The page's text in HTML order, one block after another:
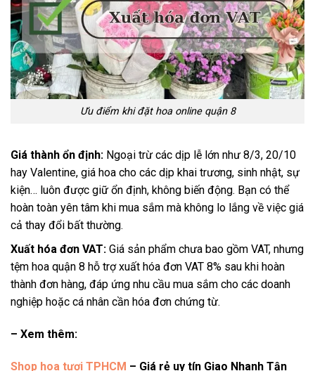
Ưu điểm khi đặt hoa online quận 8
Giá thành ổn định: Ngoại trừ các dịp lễ lớn như 8/3, 20/10
hay Valentine, giá hoa cho các dịp khai trương, sinh nhật, sự
kiện… luôn được giữ ổn định, không biến động. Bạn có thể
hoàn toàn yên tâm khi mua sắm mà không lo lắng về việc giá
cả thay đổi bất thường.
Xuất hóa đơn VAT: Giá sản phẩm chưa bao gồm VAT, nhưng
tệm hoa quận 8 hỗ trợ xuất hóa đơn VAT 8% sau khi hoàn
thành đơn hàng, đáp ứng nhu cầu mua sắm cho các doanh
nghiệp hoặc cá nhân cần hóa đơn chứng từ.
– Xem thêm:
Shop hoa tươi TPHCM – Giá rẻ uy tín Giao Nhanh Tận